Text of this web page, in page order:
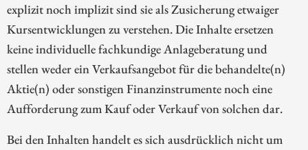
explizit noch implizit sind sie als Zusicherung etwaiger
Kursentwicklungen zu verstehen. Die Inhalte ersetzen
keine individuelle fachkundige Anlageberatung und
stellen weder ein Verkaufsangebot für die behandelte(n)
Aktie(n) oder sonstigen Finanzinstrumente noch eine
Aufforderung zum Kauf oder Verkauf von solchen dar.
Bei den Inhalten handelt es sich ausdrücklich nicht um